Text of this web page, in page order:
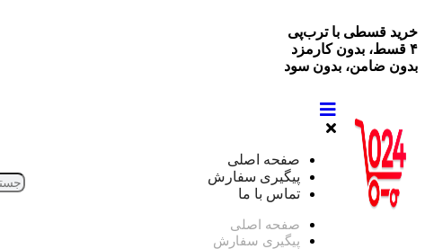
خرید قسطی با ترب‌پی
۴ قسط، بدون کارمزد
بدون ضامن، بدون سود
صفحه اصلی
پیگیری سفارش
تماس با ما
صفحه اصلی
پیگیری سفارش